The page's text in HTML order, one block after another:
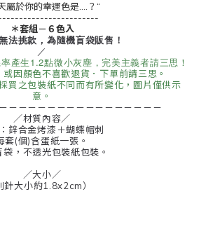
屬於你的幸運色是....？“
＊套組－６色入
法挑款，為隨機盲袋販售！
／
產生1.2點微小灰塵，完美主義者請三思！
因顏色不喜歡退貨．下單前請三思。
買之包裝紙不同而有所變化，圖片僅供示
意。
－－－－－－－－－－－－－－－－
／材質內容／
鋅合金烤漆＋蝴蝶帽刺
套(個)含蛋紙一張。
袋，不透光包裝紙包裝。
／大小／
針大小約1.8x2cm）